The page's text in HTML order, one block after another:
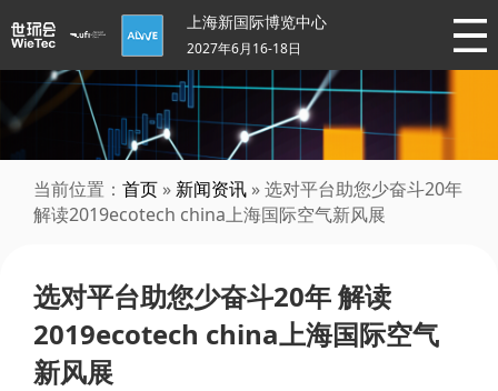
上海新国际博览中心
2027年6月16-18日
当前位置： 首页 » 新闻资讯 » 选对平台助您少奋斗20年
解读2019ecotech china上海国际空气新风展
选对平台助您少奋斗20年 解读
2019ecotech china上海国际空气
新风展